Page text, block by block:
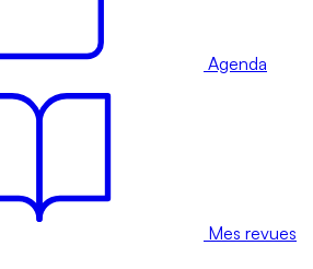
Agenda
Mes revues